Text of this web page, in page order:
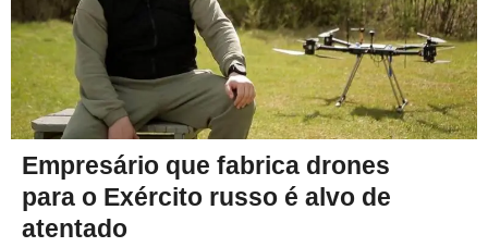
Empresário que fabrica drones
para o Exército russo é alvo de
atentado